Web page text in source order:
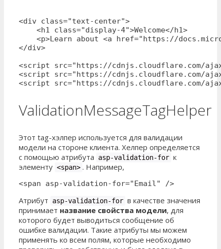
<div class="text-center">
    <h1 class="display-4">Welcome</h1>
<p>Learn about <a href="https://
</div>
<script src="https://cdnjs.cloudflare.com/
<script src="https://cdnjs.cloudflare.com/
<script src="https://cdnjs.cloudflare.com/
ValidationMessageTagHelper
Этот tag-хэлпер используется для валидации
модели на стороне клиента. Хелпер определяется
с помощью атрибута
asp-validation-for к
элементу <span> . Например,
<span asp-validation-for="Email" />
Атрибут asp-validation-for в качестве значения
принимает название свойства модели, для
которого будет выводиться сообщение об
ошибке валидации. Такие атрибуты мы можем
применять ко всем полям, которые необходимо